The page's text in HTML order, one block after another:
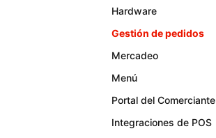
Hardware
Gestión de pedidos
Mercadeo
Menú
Portal del Comerciante
Integraciones de POS